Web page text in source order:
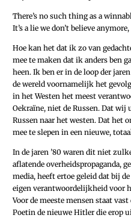
There’s no such thing as a
It’s a lie we don’t believe
Hoe kan het dat ik zo van
mee te maken dat ik anders ben
heen. Ik ben er in de loop der
de wereld voornamelijk het
in het Westen het meest
Oekraïne, niet de Russen. Dat
Russen naar het westen. Dat het
mee te slepen in een nieuwe,
In de jaren ’80 waren dit niet
aflatende overheidspropaganda,
media, heeft ertoe geleid dat bij
eigen verantwoordelijkheid voor
Voor de meeste mensen staat
Poetin de nieuwe Hitler die erop